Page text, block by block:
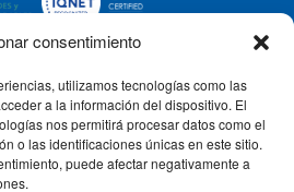
consentimiento
utilizamos tecnologías como las
a la información del dispositivo. El
nos permitirá procesar datos como el
o las identificaciones únicas en este sitio.
puede afectar negativamente a